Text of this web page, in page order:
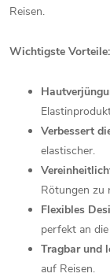
Reisen.
Wichtigste Vorteile:
Verbessert
elastischer.
Rötungen zu
Flexibles
perfekt an
Tragbar und
auf Reisen.